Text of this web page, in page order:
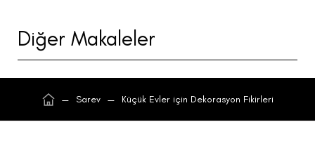
Diğer Makaleler
— Sarev — Küçük Evler için Dekorasyon Fikirleri